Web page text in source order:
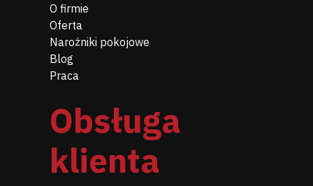
O firmie
Oferta
Narożniki pokojowe
Blog
Praca
Obsługa
klienta